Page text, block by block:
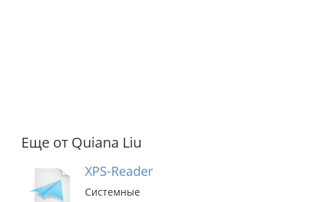
Еще от Quiana Liu
XPS-Reader
Системные